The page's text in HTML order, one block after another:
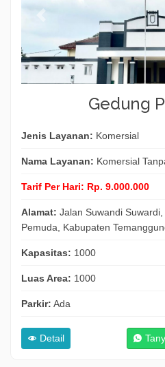
Gedung
Jenis Layanan: Komersial
Nama Layanan: Komersial
Tarif Per Hari: Rp. 9.000.000
Alamat: Jalan Suwandi
Pemuda, Kabupaten
Kapasitas: 1000
Luas Area: 1000
Parkir: Ada
Detail